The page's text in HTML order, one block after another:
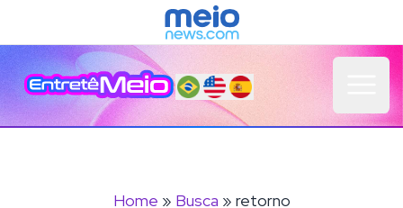
Home » Busca » retorno